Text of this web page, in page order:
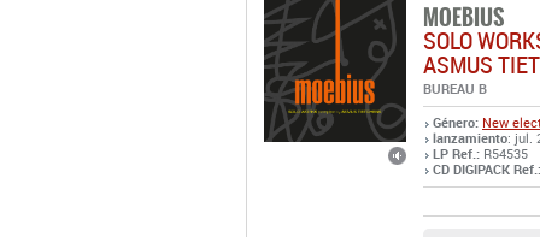
MOEBIUS
SOLO
ASMUS
BUREAU B
Género: New
lanzamiento: jul.
LP Ref.: R54535
CD DIGIPACK Ref.: